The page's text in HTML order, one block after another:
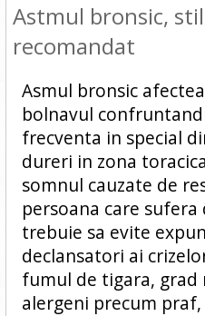
Astmul bronsic,
recomandat
Asmul bronsic
bolnavul
frecventa in special
dureri in zona
somnul cauzate de
persoana care
trebuie sa evite
declansatori ai
fumul de tigara, grad
alergeni precum